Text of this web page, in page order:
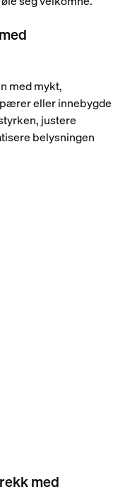
med mykt,
eller innebygde
justere
belysningen
med